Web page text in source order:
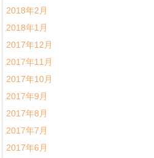
2018年2月
2018年1月
2017年12月
2017年11月
2017年10月
2017年9月
2017年8月
2017年7月
2017年6月